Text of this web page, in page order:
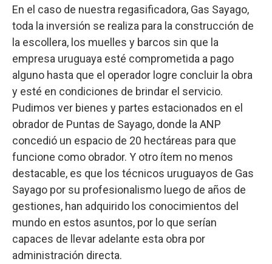
En el caso de nuestra regasificadora, Gas Sayago,
toda la inversión se realiza para la construcción de
la escollera, los muelles y barcos sin que la
empresa uruguaya esté comprometida a pago
alguno hasta que el operador logre concluir la obra
y esté en condiciones de brindar el servicio.
Pudimos ver bienes y partes estacionados en el
obrador de Puntas de Sayago, donde la ANP
concedió un espacio de 20 hectáreas para que
funcione como obrador. Y otro ítem no menos
destacable, es que los técnicos uruguayos de Gas
Sayago por su profesionalismo luego de años de
gestiones, han adquirido los conocimientos del
mundo en estos asuntos, por lo que serían
capaces de llevar adelante esta obra por
administración directa.